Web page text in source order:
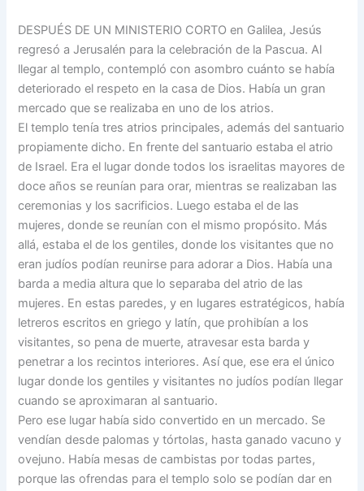
DESPUÉS DE UN MINISTERIO CORTO en Galilea, Jesús
regresó a Jerusalén para la celebración de la Pascua. Al
llegar al templo, contempló con asombro cuánto se había
deteriorado el respeto en la casa de Dios. Había un gran
mercado que se realizaba en uno de los atrios.
El templo tenía tres atrios principales, además del santuario
propiamente dicho. En frente del santuario estaba el atrio
de Israel. Era el lugar donde todos los israelitas mayores de
doce años se reunían para orar, mientras se realizaban las
ceremonias y los sacrificios. Luego estaba el de las
mujeres, donde se reunían con el mismo propósito. Más
allá, estaba el de los gentiles, donde los visitantes que no
eran judíos podían reunirse para adorar a Dios. Había una
barda a media altura que lo separaba del atrio de las
mujeres. En estas paredes, y en lugares estratégicos, había
letreros escritos en griego y latín, que prohibían a los
visitantes, so pena de muerte, atravesar esta barda y
penetrar a los recintos interiores. Así que, ese era el único
lugar donde los gentiles y visitantes no judíos podían llegar
cuando se aproximaran al santuario.
Pero ese lugar había sido convertido en un mercado. Se
vendían desde palomas y tórtolas, hasta ganado vacuno y
ovejuno. Había mesas de cambistas por todas partes,
porque las ofrendas para el templo solo se podían dar en